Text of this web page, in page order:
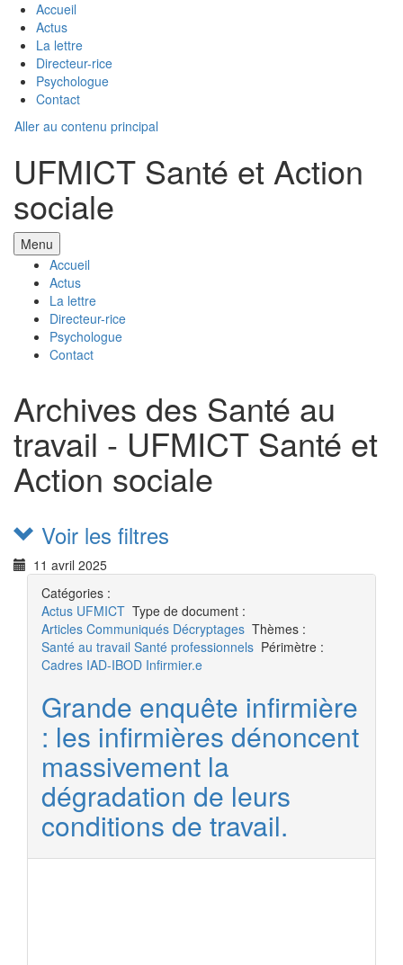
Accueil
Actus
La lettre
Directeur-rice
Psychologue
Contact
Aller au contenu principal
UFMICT Santé et Action
sociale
Menu
Accueil
Actus
La lettre
Directeur-rice
Psychologue
Contact
Archives des Santé au
travail - UFMICT Santé et
Action sociale
Voir les filtres
11 avril 2025
Catégories :
Actus UFMICT Type de document :
Articles Communiqués Décryptages Thèmes :
Santé au travail Santé professionnels Périmètre :
Cadres IAD-IBOD Infirmier.e
Grande enquête infirmière
: les infirmières dénoncent
massivement la
dégradation de leurs
conditions de travail.